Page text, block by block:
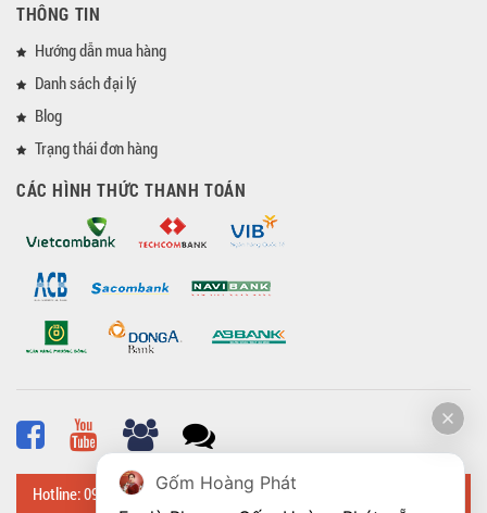
THÔNG TIN
Hướng dẫn mua hàng
Danh sách đại lý
Blog
Trạng thái đơn hàng
CÁC HÌNH THỨC THANH TOÁN
Hotline: 0918 482 648Gốm Hoàng Phát